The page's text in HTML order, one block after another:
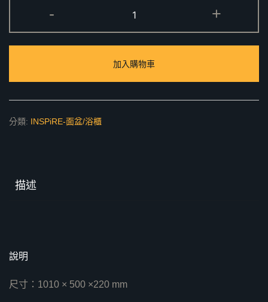
-
面
盆
量
+
加入購物車
分類: INSPiRE-面盆/浴櫃
描述
說明
尺寸：1010 × 500 ×220 mm